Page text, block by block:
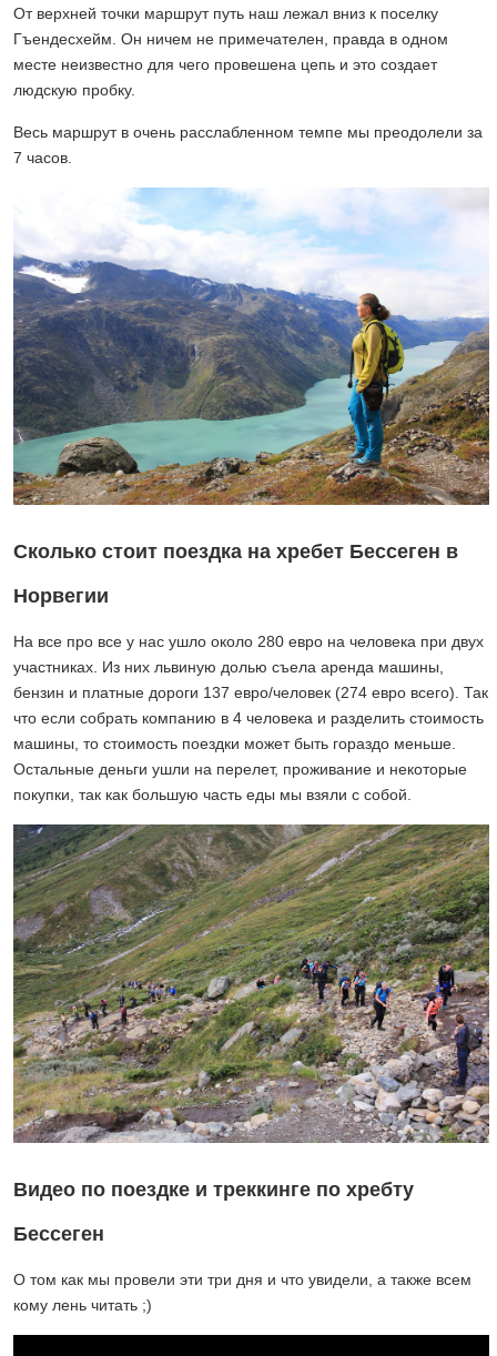
От верхней точки маршрут путь наш лежал вниз к поселку
Гъендесхейм. Он ничем не примечателен, правда в одном
месте неизвестно для чего провешена цепь и это создает
людскую пробку.
Весь маршрут в очень расслабленном темпе мы преодолели за
7 часов.
Сколько стоит поездка на хребет Бессеген в
Норвегии
На все про все у нас ушло около 280 евро на человека при двух
участниках. Из них львиную долью съела аренда машины,
бензин и платные дороги 137 евро/человек (274 евро всего). Так
что если собрать компанию в 4 человека и разделить стоимость
машины, то стоимость поездки может быть гораздо меньше.
Остальные деньги ушли на перелет, проживание и некоторые
покупки, так как большую часть еды мы взяли с собой.
Видео по поездке и треккинге по хребту
Бессеген
О том как мы провели эти три дня и что увидели, а также всем
кому лень читать ;)